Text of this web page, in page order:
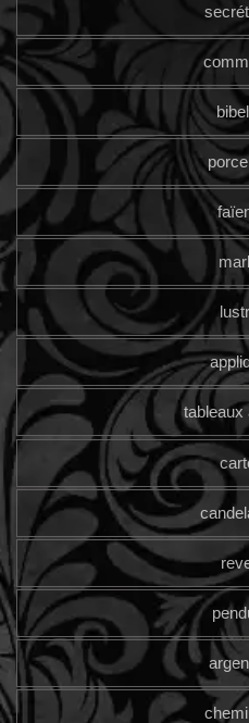
tableaux